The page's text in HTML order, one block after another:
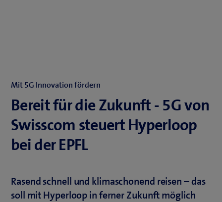
Mit 5G Innovation fördern
Bereit für die Zukunft - 5G von
Swisscom steuert Hyperloop
bei der EPFL
Rasend schnell und klimaschonend reisen – das
soll mit Hyperloop in ferner Zukunft möglich